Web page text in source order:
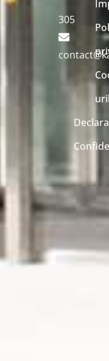
305